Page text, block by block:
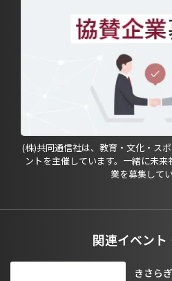
(株)共同通信社は、教育・文化・ス
ントを主催しています。一緒に未
業を募集してい
関連イベント
きさら